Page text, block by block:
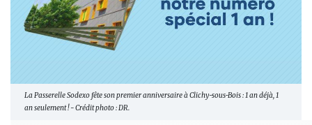
La Passerelle Sodexo fête son premier anniversaire à Clichy-sous-Bois : 1 an déjà, 1
an seulement ! - Crédit photo : DR.